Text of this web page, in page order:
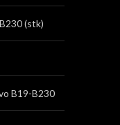
(stk)
B19-B230